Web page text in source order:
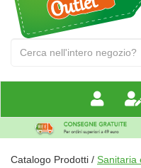
Prodotto
Catalogo Prodotti / Sanitaria